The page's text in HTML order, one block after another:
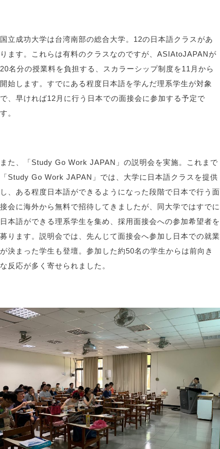
国立成功大学は台湾南部の総合大学。12の日本語クラスがあ
ります。これらは有料のクラスなのですが、ASIAtoJAPANが
20名分の授業料を負担する、スカラーシップ制度を11月から
開始します。すでにある程度日本語を学んだ理系学生が対象
で、早ければ12月に行う日本での面接会に参加する予定で
す。
また、「Study Go Work JAPAN」の説明会を実施。これまで
「Study Go Work JAPAN」では、大学に日本語クラスを提供
し、ある程度日本語ができるようになった段階で日本で行う面
接会に海外から無料で招待してきましたが、同大学ではすでに
日本語ができる理系学生を集め、採用面接会への参加希望者を
募ります。説明会では、先んじて面接会へ参加し日本での就業
が決まった学生も登壇。参加した約50名の学生からは前向き
な反応が多く寄せられました。